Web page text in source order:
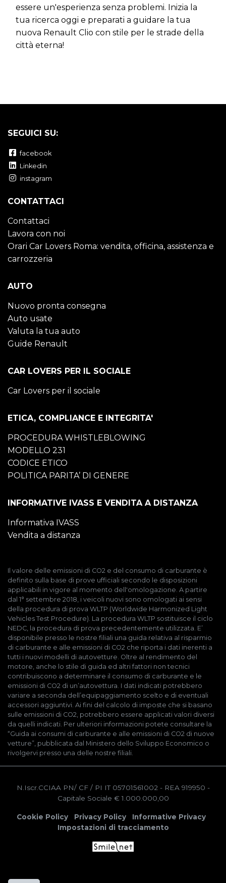
essere un'esperienza senza problemi. Inizia la
tua ricerca oggi e preparati a guidare la tua
nuova Renault Clio con stile per le strade della
città eterna!
SEGUICI SU:
facebook
Linkedin
instagram
CONTATTACI
Contattaci
Lavora con noi
Orari Car Lovers Roma: vendita, officina, assistenza e
carrozzeria
AUTO
Nuovo pronta consegna
Auto usate
Valuta la tua auto
Guide Renault
CAR LOVERS PER IL SOCIALE
Car Lovers per il sociale
ETICA, COMPLIANCE E INTEGRITA'
PROCEDURA WHISTLEBLOWING
MODELLO 231
CODICE ETICO
POLITICA PARITA’ DI GENERE
INFORMATIVE IVASS E VENDITA A DISTANZA
Informativa IVASS
Vendita a distanza
Il valore delle emissioni di CO2 e del consumo di carburante è
definito sulla base di prove ufficiali secondo le disposizioni
applicabili in vigore al momento dell'omologazione. A partire
dal 1° settembre 2018, i veicoli nuovi sono omologati ai sensi
della procedura di prova WLTP (Worldwide Harmonized Light
Vehicles Test Procedure). La procedura WLTP sostituisce il ciclo
NEDC, la procedura di prova precedentemente utilizzata. E’
disponibile presso le nostre filiali una guida relativa al risparmio
di carburante e alle emissioni di CO2 che riporta i dati inerenti a
tutti i nuovi modelli di autovetture. Oltre al rendimento del
motore, anche lo stile di guida ed altri fattori non tecnici
contribuiscono a determinare il consumo di carburante e le
emissioni di CO2 di un’autovettura. I dati indicati potrebbero
variare a seconda dell’equipaggiamento scelto e di eventuali
accessori aggiuntivi. Ai fini del calcolo di imposte che si basano
sulle emissioni di CO2, potrebbero essere applicati valori diversi
da quelli indicati. Per ulteriori informazioni potete consultare la
“Guida ai consumi di carburante e alle emissioni di CO2 di nuove
vetture”, pubblicata dal Ministero dello Sviluppo Economico o
rivolgervi presso una delle nostre filiali.
N.Iscr.CCIAA PN/ CF / PI IT 05701561002 - REA 919950 -
Capitale Sociale € 1.000.000,00
Cookie Policy Privacy Policy
Informative Privacy
Impostazioni di tracciamento